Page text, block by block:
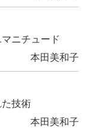
ニチュード
本田美和子
技術
本田美和子